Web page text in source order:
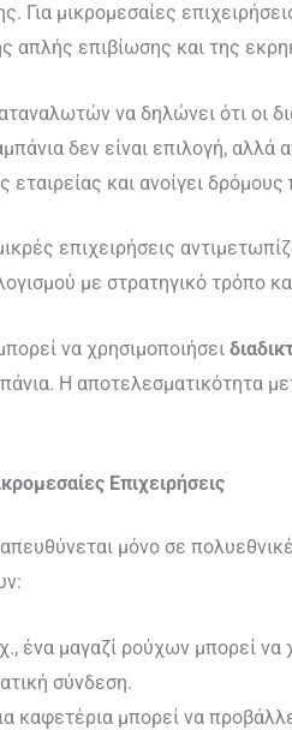
Για μικρομεσαίες
απλής επιβίωσης και της
να δηλώνει ότι οι
δεν είναι επιλογή,
και ανοίγει
επιχειρήσεις
με στρατηγικό τρόπο
να χρησιμοποιήσει
Η αποτελεσματικότητα
Επιχειρήσεις
μόνο σε
ένα μαγαζί ρούχων μπορεί να
σύνδεση.
καφετέρια μπορεί να